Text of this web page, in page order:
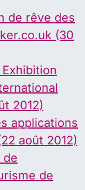
de rêve des
(30
2012)
applications
août 2012)
de
de